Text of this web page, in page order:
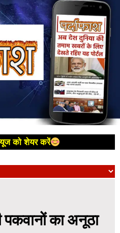
को शेयर करें
पकवानों का अनूठा